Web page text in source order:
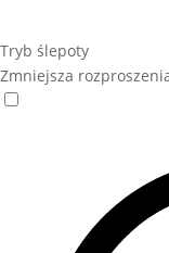
Tryb ślepoty
Zmniejsza